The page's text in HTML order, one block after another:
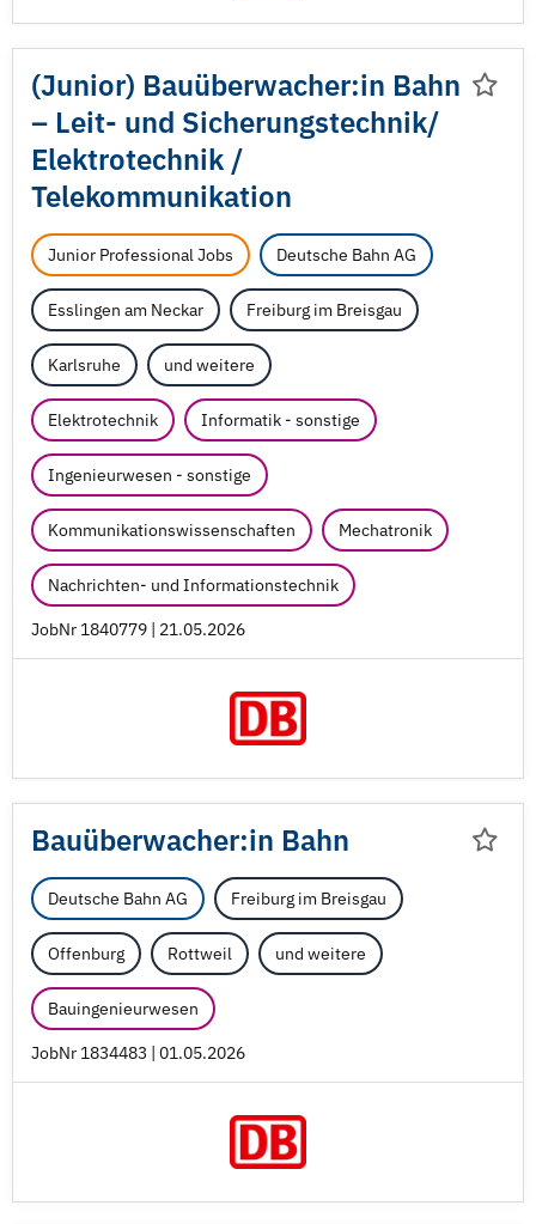
(Junior) Bauüberwacher:in Bahn
– Leit- und Sicherungstechnik/
Elektrotechnik /
Telekommunikation
Junior Professional Jobs Deutsche Bahn AG
Esslingen am Neckar Freiburg im Breisgau
Karlsruhe und weitere
Elektrotechnik Informatik - sonstige
Ingenieurwesen - sonstige
Kommunikationswissenschaften Mechatronik
Nachrichten- und Informationstechnik
JobNr 1840779 | 21.05.2026
Bauüberwacher:in Bahn
Deutsche Bahn AG Freiburg im Breisgau
Offenburg Rottweil und weitere
Bauingenieurwesen
JobNr 1834483 | 01.05.2026